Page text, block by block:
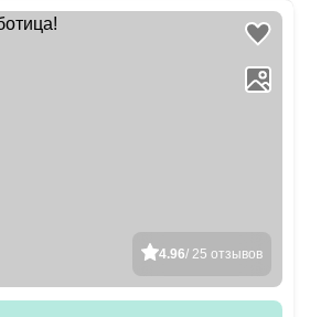
4.96/ 25 отзывов